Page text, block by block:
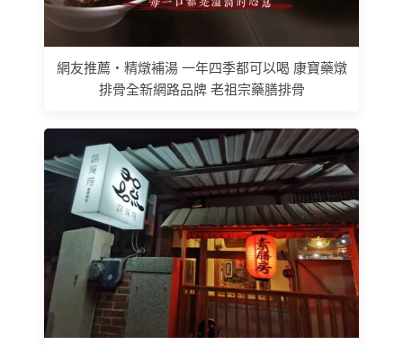
網友推薦 • 精燉補湯 一年四季都可以喝 康寶藥燉
排骨全新網路品牌 老祖宗藥膳排骨